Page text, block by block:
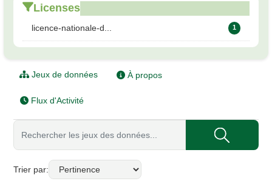
Licenses
licence-nationale-d... 1
Jeux de données À propos
Flux d'Activité
Trier par